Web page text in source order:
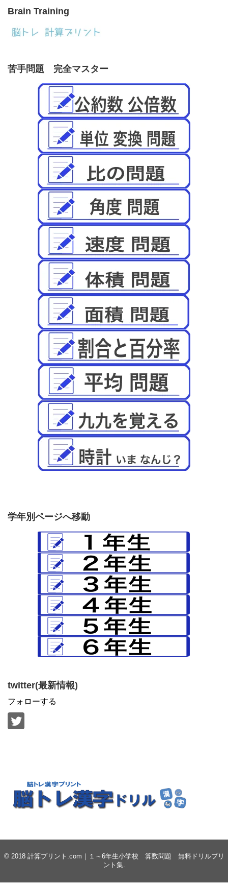
Brain Training
苦手問題 完全マスター
学年別ページへ移動
twitter(最新情報)
フォローする
© 2018 計算プリント.com｜１～6年生小学校 算数問題 無料ドリルプリ
ント集.